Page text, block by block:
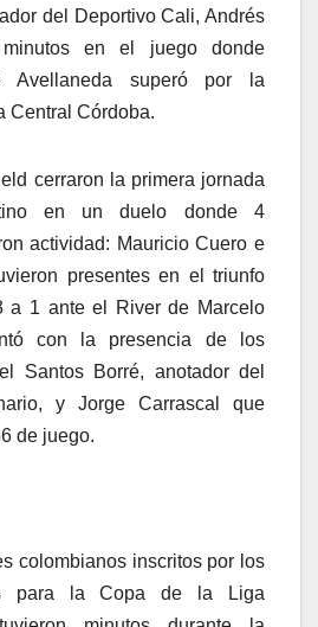
del Deportivo Cali, Andrés
en el juego donde
Avellaneda superó por la
Central Córdoba.
cerraron la primera jornada
en un duelo donde 4
actividad: Mauricio Cuero e
presentes en el triunfo
a 1 ante el River de Marcelo
con la presencia de los
Santos Borré, anotador del
y Jorge Carrascal que
de juego.
colombianos inscritos por los
para la Copa de la Liga